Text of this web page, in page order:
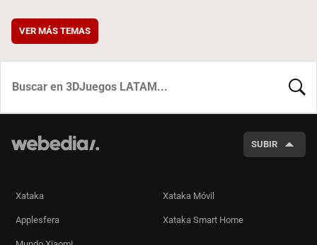
VER MÁS TEMAS
SUBIR
Xataka Xataka Móvil
Applesfera Xataka Smart Home